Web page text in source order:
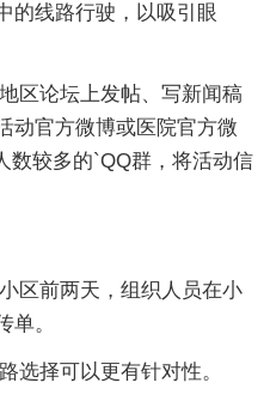
的线路行驶，以吸引眼
论坛上发帖、写新闻稿
动官方微博或医院官方微
数较多的`QQ群，将活动信
前两天，组织人员在小
单。
择可以更有针对性。